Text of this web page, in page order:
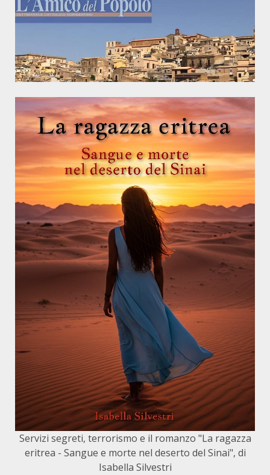
Servizi segreti, terrorismo e il romanzo "La ragazza
eritrea - Sangue e morte nel deserto del Sinai", di
Isabella Silvestri